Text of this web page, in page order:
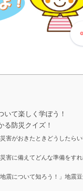
いて楽しく学ぼう！
る防災クイズ！
害がおきたときどうしたら
害に備えてどんな準備をす
震について知ろう！」地震